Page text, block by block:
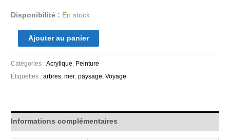
Disponibilité : En stock
Ajouter au panier
Catégories :Acrylique, Peinture
Étiquettes :arbres,mer,paysage,Voyage
Informations complémentaires